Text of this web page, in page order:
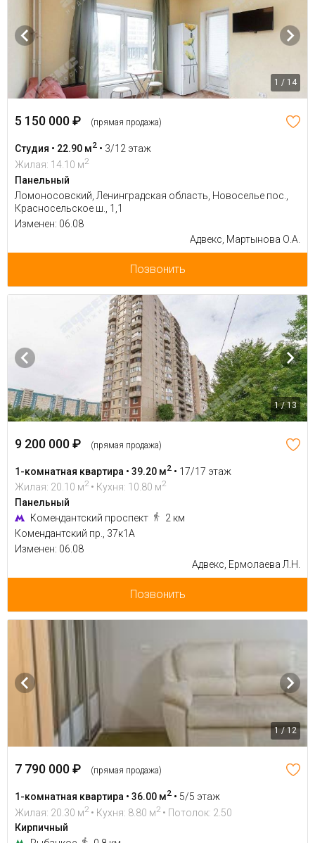
1 / 14
5 150 000 ₽ (прямая продажа)
Студия • 22.90 м2 • 3/12 этаж
Жилая: 14.10 м2
Панельный
Ломоносовский, Ленинградская область, Новоселье пос.,
Красносельское ш., 1,1
Изменен: 06.08
Адвекс, Мартынова О.А.
Позвонить
1 / 13
9 200 000 ₽ (прямая продажа)
1-комнатная квартира • 39.20 м2 • 17/17 этаж
Жилая: 20.10 м2 • Кухня: 10.80 м2
Панельный
Комендантский проспект
2 км
Комендантский пр., 37к1А
Изменен: 06.08
Адвекс, Ермолаева Л.Н.
Позвонить
1 / 12
7 790 000 ₽ (прямая продажа)
1-комнатная квартира • 36.00 м2 • 5/5 этаж
Жилая: 20.30 м2 • Кухня: 8.80 м2 • Потолок: 2.50
Кирпичный